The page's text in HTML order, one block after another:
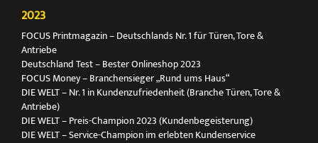
2023
FOCUS Printmagazin – Deutschlands Nr. 1 für Türen, Tore &
Antriebe
Deutschland Test – Bester Onlineshop 2023
FOCUS Money – Branchensieger „Rund ums Haus“
DIE WELT – Nr. 1 in Kundenzufriedenheit (Branche Türen, Tore &
Antriebe)
DIE WELT – Preis-Champion 2023 (Kundenbegeisterung)
DIE WELT – Service-Champion im erlebten Kundenservice